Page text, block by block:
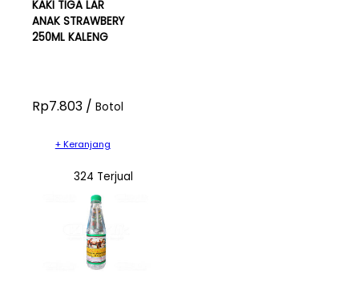
KAKI TIGA LAR
ANAK STRAWBERY
250ML KALENG
Rp7.803 / Botol
+ Keranjang
324 Terjual